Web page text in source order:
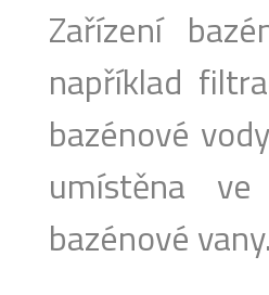
Zařízení
například
bazénové
umístěna
bazénové vany.